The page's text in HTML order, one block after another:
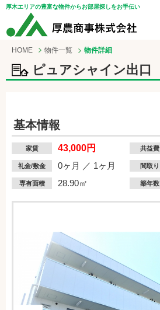
厚木エリアの豊富な物件からお部屋探しをお手伝い
HOME 物件一覧 物件詳細
ピュアシャイン出口
基本情報
家賃 43,000円 共益費
礼金/敷金 0ヶ月 ／ 1ヶ月 間取り
専有面積 28.90㎡ 築年数